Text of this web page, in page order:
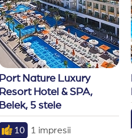
Port Nature Luxury
Resort Hotel & SPA,
Belek, 5 stele
10 1 impresii